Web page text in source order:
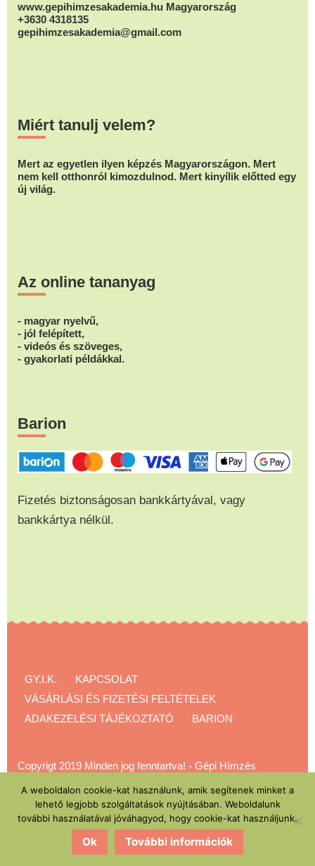
www.gepihimzesakademia.hu Magyarország
+3630 4318135
gepihimzesakademia@gmail.com
Miért tanulj velem?
Mert az egyetlen ilyen képzés Magyarországon. Mert
nem kell otthonról kimozdulnod. Mert kinyílik előtted egy
új világ.
Az online tananyag
- magyar nyelvű,
- jól felépített,
- videós és szöveges,
- gyakorlati példákkal.
Barion
Fizetés biztonságosan bankkártyával, vagy
bankkártya nélkül.
GY.I.K.
KAPCSOLAT
VÁSÁRLÁSI ÉS FIZETÉSI FELTÉTELEK
ADAKEZELÉSI TÁJÉKOZTATÓ
BARION
Copyrigt 2019 Minden jog fenntartva! - Gépi Hímzés
A weboldalon cookie-kat használunk, amik segítenek minket a
lehető legjobb szolgáltatások nyújtásában. Weboldalunk
további használatával jóváhagyod, hogy cookie-kat használjunk.
Ok További információk